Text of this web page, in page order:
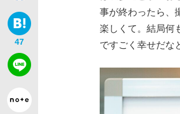
47
事が終わったら、
楽しくて。結局何
ですごく幸せだな